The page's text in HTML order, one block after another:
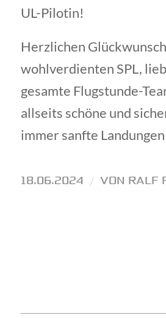
UL-Pilotin!
Herzlichen
wohlverdienten SPL,
gesamte Flugstunde-
allseits schöne und
immer sanfte
18.06.2024 / VON RALF